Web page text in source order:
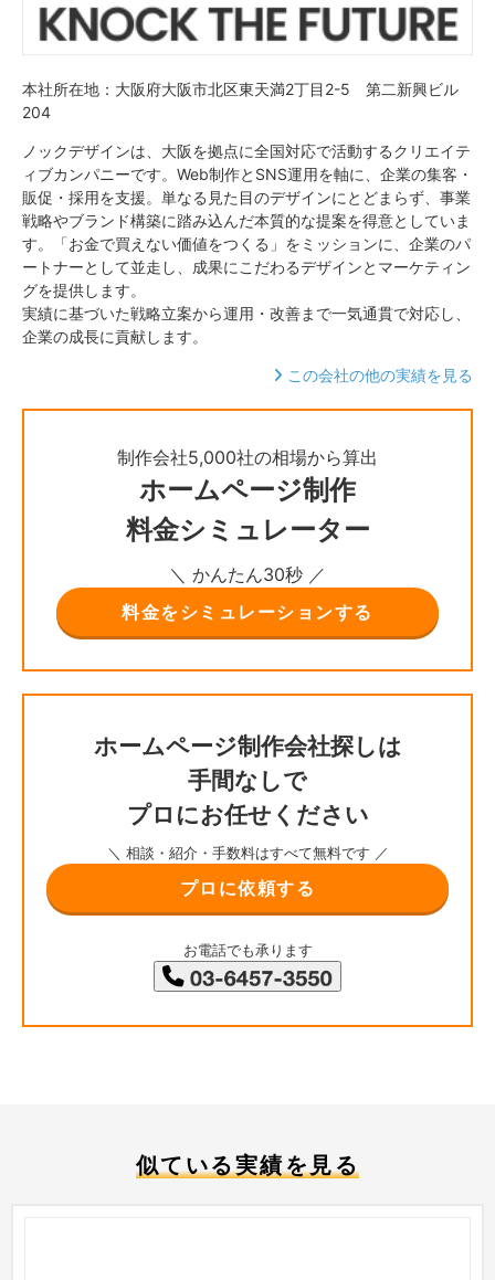
本社所在地：大阪府大阪市北区東天満2丁目2-5 第二新興ビル
204
ノックデザインは、大阪を拠点に全国対応で活動するクリエイテ
ィブカンパニーです。Web制作とSNS運用を軸に、企業の集客・
販促・採用を支援。単なる見た目のデザインにとどまらず、事業
戦略やブランド構築に踏み込んだ本質的な提案を得意としていま
す。「お金で買えない価値をつくる」をミッションに、企業のパ
ートナーとして並走し、成果にこだわるデザインとマーケティン
グを提供します。
実績に基づいた戦略立案から運用・改善まで一気通貫で対応し、
企業の成長に貢献します。
この会社の他の実績を見る
制作会社5,000社の相場から算出
ホームページ制作
料金シミュレーター
＼ かんたん30秒 ／
料金をシミュレーションする
ホームページ制作会社探しは
手間なしで
プロにお任せください
＼ 相談・紹介・手数料はすべて無料です ／
プロに依頼する
お電話でも承ります
似ている実績を見る